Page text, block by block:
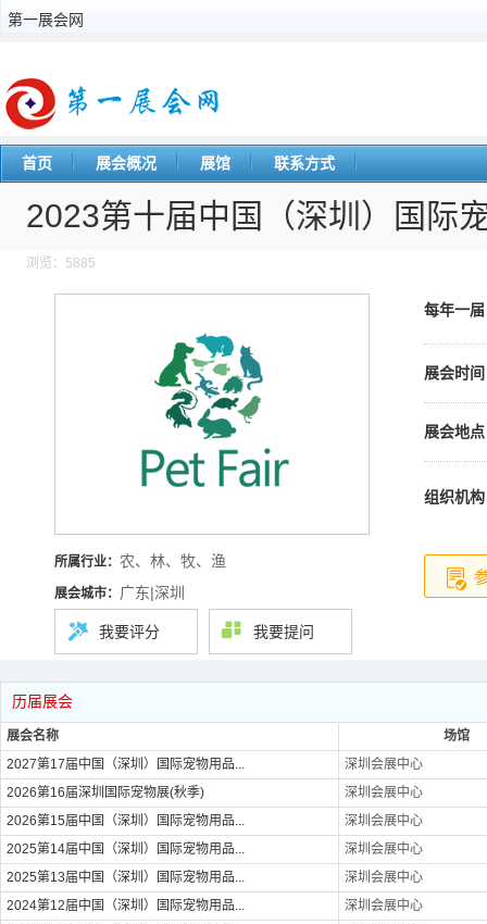
第一展会网
首页 展会概况 展馆 联系方式
2023第十届中国（深圳）国际
浏览：5885
每年一
展会时
展会地
组织机构
所属行业： 农、林、牧、渔
展会城市： 广东|深圳
我要评分 我要提问
历届展会
展会名称
场馆
2027第17届中国（深圳）国际宠物用品...
深圳会展中心
2026第16届深圳国际宠物展(秋季)
深圳会展中心
2026第15届中国（深圳）国际宠物用品...
深圳会展中心
2025第14届中国（深圳）国际宠物用品...
深圳会展中心
2025第13届中国（深圳）国际宠物用品...
深圳会展中心
2024第12届中国（深圳）国际宠物用品...
深圳会展中心